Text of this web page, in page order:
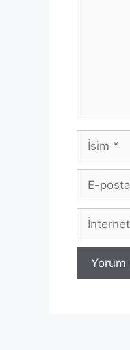
İsim
posta
İnternet